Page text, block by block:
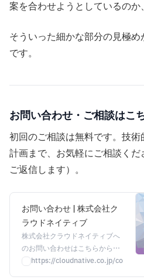
案を合わせようとしているのか
そういった細かな部分の見極
です。
お問い合わせ・ご相談はこ
初回のご相談は無料です。技
計画まで、お気軽にご相談く
ご返信します）。
お問い合わせ | 株式会社ク
ラウドネイティブ
株式会社クラウドネイティブへ
のお問い合わせはこちらから。
製品・サービスに関するご相
https://cloudnative.co.jp/contact/